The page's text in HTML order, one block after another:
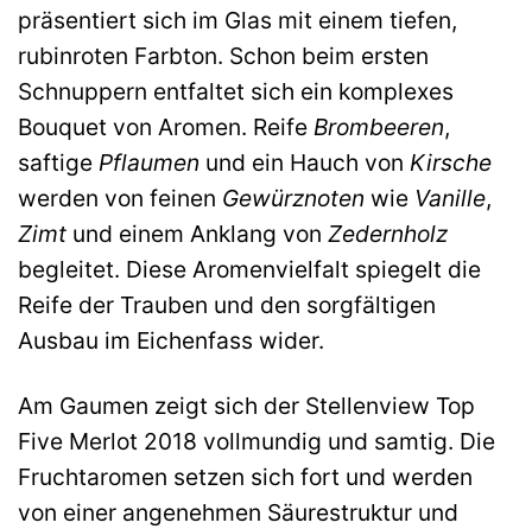
präsentiert sich im Glas mit einem tiefen,
rubinroten Farbton. Schon beim ersten
Schnuppern entfaltet sich ein komplexes
Bouquet von Aromen. Reife Brombeeren,
saftige Pflaumen und ein Hauch von Kirsche
werden von feinen Gewürznoten wie Vanille,
Zimt und einem Anklang von Zedernholz
begleitet. Diese Aromenvielfalt spiegelt die
Reife der Trauben und den sorgfältigen
Ausbau im Eichenfass wider.
Am Gaumen zeigt sich der Stellenview Top
Five Merlot 2018 vollmundig und samtig. Die
Fruchtaromen setzen sich fort und werden
von einer angenehmen Säurestruktur und